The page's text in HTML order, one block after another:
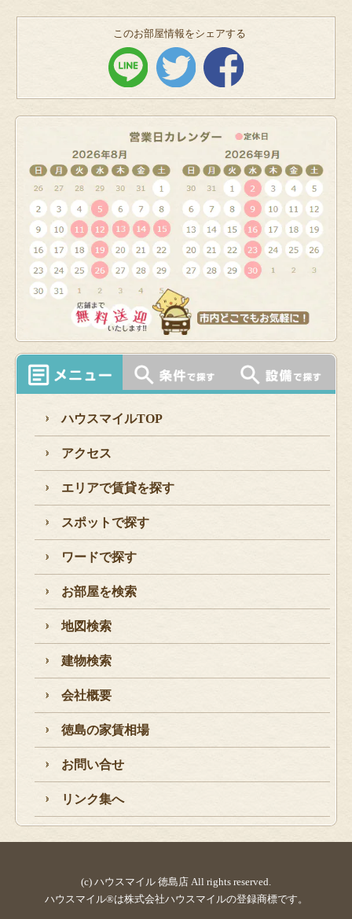
このお部屋情報をシェアする
ハウスマイルTOP
アクセス
エリアで賃貸を探す
スポットで探す
ワードで探す
お部屋を検索
地図検索
建物検索
会社概要
徳島の家賃相場
お問い合せ
リンク集へ
(c) ハウスマイル 徳島店 All rights reserved.
ハウスマイル®は株式会社ハウスマイルの登録商標です。